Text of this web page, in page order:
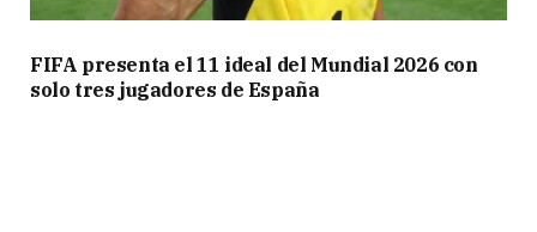
FIFA presenta el 11 ideal del Mundial 2026 con
solo tres jugadores de España